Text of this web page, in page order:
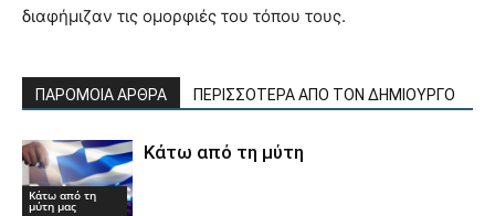
διαφήμιζαν τις ομορφιές του τόπου τους.
ΠΑΡΟΜΟΙΑ ΑΡΘΡΑ ΠΕΡΙΣΣΟΤΕΡΑ ΑΠΟ ΤΟΝ ΔΗΜΙΟΥΡΓΟ
Κάτω από τη
μύτη μας
Κάτω από τη μύτη